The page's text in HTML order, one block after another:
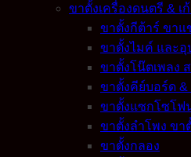
ขาตั้งเครื่องดนตรี & เ
ขาตั้งกีต้าร์ ขาแ
ขาตั้งไมค์ และ
ขาตั้งโน๊ตเพลง
ขาตั้งคีย์บอร์ด &
ขาตั้งแซกโซโฟ
ขาตั้งลำโพง ขา
ขาตั้งกลอง